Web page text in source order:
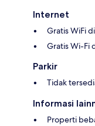
Internet
Gratis WiFi
Gratis Wi-Fi
Parkir
Tidak
Informasi
Properti